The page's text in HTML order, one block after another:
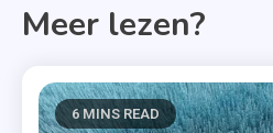
Meer lezen?
6 MINS READ